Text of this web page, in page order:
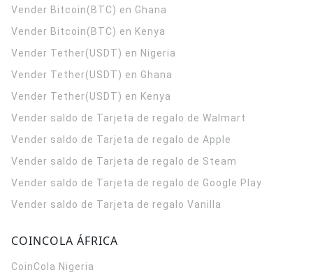
Vender Bitcoin(BTC) en Ghana
Vender Bitcoin(BTC) en Kenya
Vender Tether(USDT) en Nigeria
Vender Tether(USDT) en Ghana
Vender Tether(USDT) en Kenya
Vender saldo de Tarjeta de regalo de Walmart
Vender saldo de Tarjeta de regalo de Apple
Vender saldo de Tarjeta de regalo de Steam
Vender saldo de Tarjeta de regalo de Google Play
Vender saldo de Tarjeta de regalo Vanilla
COINCOLA ÁFRICA
CoinCola Nigeria